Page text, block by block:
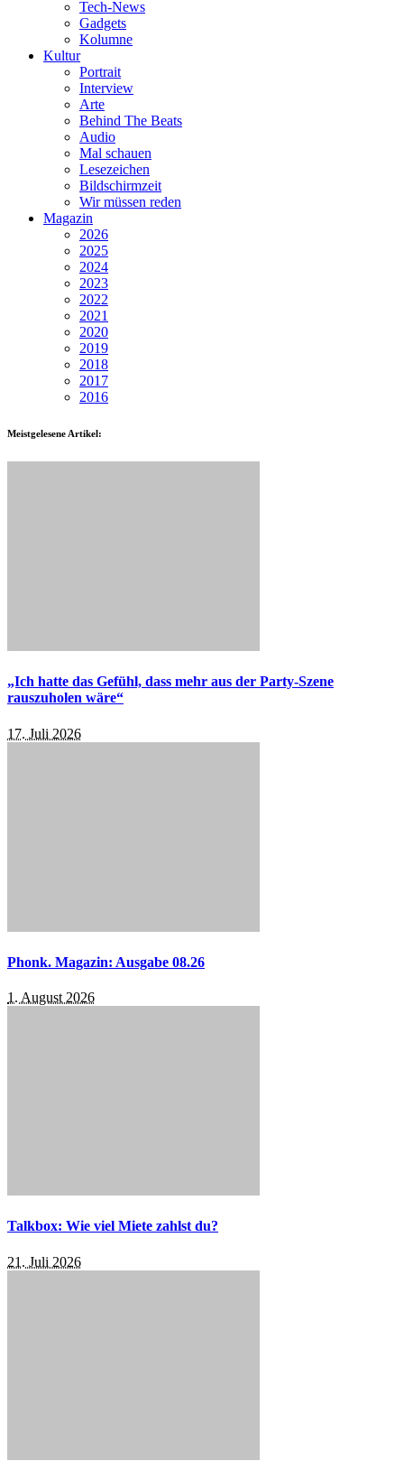
Tech-News
Gadgets
Kolumne
Kultur
Portrait
Interview
Arte
Behind The Beats
Audio
Mal schauen
Lesezeichen
Bildschirmzeit
Wir müssen reden
Magazin
2026
2025
2024
2023
2022
2021
2020
2019
2018
2017
2016
Meistgelesene Artikel:
„Ich hatte das Gefühl, dass mehr aus der Party-Szene
rauszuholen wäre“
17. Juli 2026
Phonk. Magazin: Ausgabe 08.26
1. August 2026
Talkbox: Wie viel Miete zahlst du?
21. Juli 2026